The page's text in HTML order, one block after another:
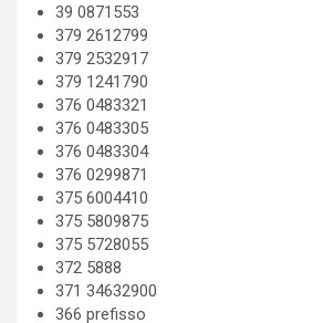
39 0871553
379 2612799
379 2532917
379 1241790
376 0483321
376 0483305
376 0483304
376 0299871
375 6004410
375 5809875
375 5728055
372 5888
371 34632900
366 prefisso